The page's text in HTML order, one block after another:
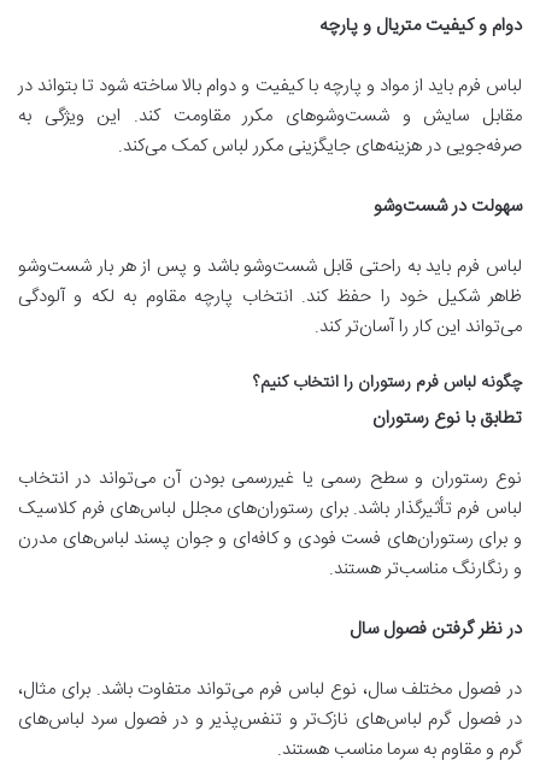
دوام و کیفیت متریال و پارچه
لباس فرم باید از مواد و پارچه با کیفیت و دوام بالا ساخته شود تا بتواند در
مقابل سایش و شست‌وشوهای مکرر مقاومت کند. این ویژگی به
صرفه‌جویی در هزینه‌های جایگزینی مکرر لباس کمک می‌کند.
سهولت در شست‌وشو
لباس فرم باید به راحتی قابل شست‌وشو باشد و پس از هر بار شست‌وشو
ظاهر شکیل خود را حفظ کند. انتخاب پارچه مقاوم به لکه و آلودگی
می‌تواند این کار را آسان‌تر کند.
چگونه لباس فرم رستوران را انتخاب کنیم؟
تطابق با نوع رستوران
نوع رستوران و سطح رسمی یا غیررسمی بودن آن می‌تواند در انتخاب
لباس فرم تأثیرگذار باشد. برای رستوران‌های مجلل لباس‌های فرم کلاسیک
و برای رستوران‌های فست فودی و کافه‌ای و جوان پسند لباس‌های مدرن
و رنگارنگ مناسب‌تر هستند.
در نظر گرفتن فصول سال
در فصول مختلف سال، نوع لباس فرم می‌تواند متفاوت باشد. برای مثال،
در فصول گرم لباس‌های نازک‌تر و تنفس‌پذیر و در فصول سرد لباس‌های
گرم و مقاوم به سرما مناسب هستند.